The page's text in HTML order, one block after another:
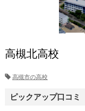
高槻北高校
高槻市の高校
ピックアップ口コミ